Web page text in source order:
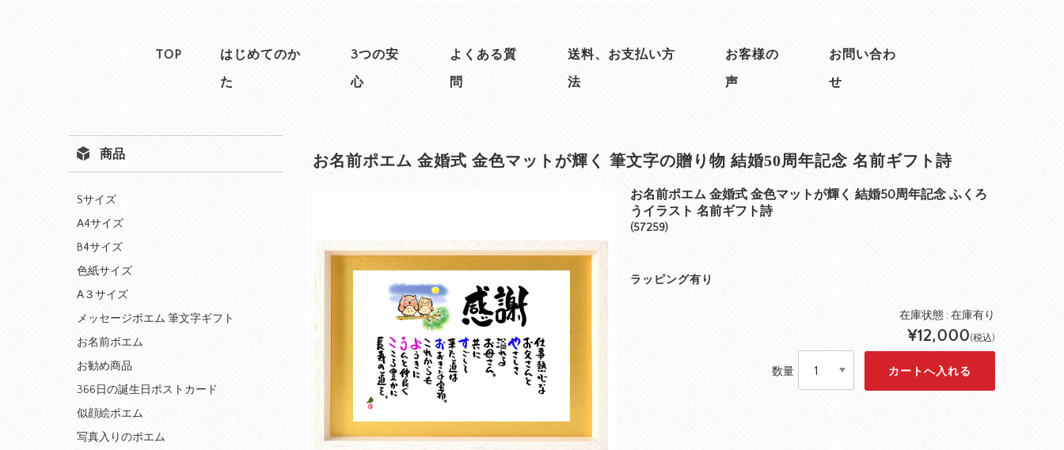
TOP
はじめてのか
た
3つの安
心
よくある質
問
送料、お支払い方
法
お客様の
声
お問い合わ
せ
お名前ポエム 金婚式 金色マットが輝く 筆文字の贈り物 結婚50周年記念 名前ギフト詩
お名前ポエム 金婚式 金色マットが輝く 結婚50周年記念 ふくろ
うイラスト 名前ギフト詩
(57259)
ラッピング有り
在庫状態 : 在庫有り
¥12,000(税込)
数量
商品
Sサイズ
A4サイズ
B4サイズ
色紙サイズ
A３サイズ
メッセージポエム 筆文字ギフト
お名前ポエム
お勧め商品
366日の誕生日ポストカード
似顔絵ポエム
写真入りのポエム